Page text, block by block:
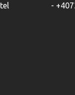
tel                     -